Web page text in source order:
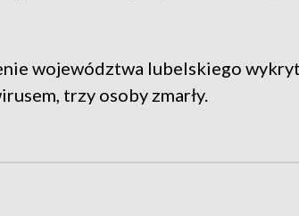
województwa lubelskiego
trzy osoby zmarły.